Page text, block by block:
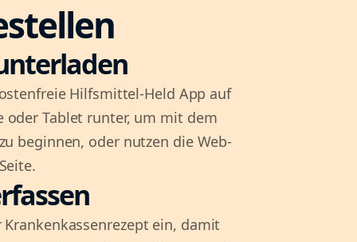
Hilfsmittel-Held App auf
oder Tablet runter, um mit dem
beginnen, oder nutzen die Web-
Krankenkassenrezept ein, damit